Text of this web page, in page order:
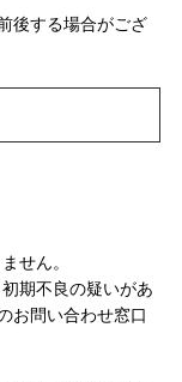
後する場合がござ
せん。
期不良の疑いがあ
お問い合わせ窓口